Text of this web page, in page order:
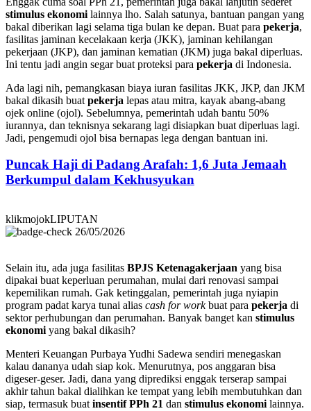
stimulus ekonomi lainnya lho. Salah satunya, bantuan pangan yang
bakal diberikan lagi selama tiga bulan ke depan. Buat para pekerja,
fasilitas jaminan kecelakaan kerja (JKK), jaminan kehilangan
pekerjaan (JKP), dan jaminan kematian (JKM) juga bakal diperluas.
Ini tentu jadi angin segar buat proteksi para pekerja di Indonesia.
Ada lagi nih, pemangkasan biaya iuran fasilitas JKK, JKP, dan JKM
bakal dikasih buat pekerja lepas atau mitra, kayak abang-abang
ojek online (ojol). Sebelumnya, pemerintah udah bantu 50%
iurannya, dan teknisnya sekarang lagi disiapkan buat diperluas lagi.
Jadi, pengemudi ojol bisa bernapas lega dengan bantuan ini.
Puncak Haji di Padang Arafah: 1,6 Juta Jemaah
Berkumpul dalam Kekhusyukan
klikmojokLIPUTAN
26/05/2026
Selain itu, ada juga fasilitas BPJS Ketenagakerjaan yang bisa
dipakai buat keperluan perumahan, mulai dari renovasi sampai
kepemilikan rumah. Gak ketinggalan, pemerintah juga nyiapin
program padat karya tunai alias cash for workbuat para pekerja di
sektor perhubungan dan perumahan. Banyak banget kan stimulus
ekonomi yang bakal dikasih?
Menteri Keuangan Purbaya Yudhi Sadewa sendiri menegaskan
kalau dananya udah siap kok. Menurutnya, pos anggaran bisa
digeser-geser. Jadi, dana yang diprediksi enggak terserap sampai
akhir tahun bakal dialihkan ke tempat yang lebih membutuhkan dan
siap, termasuk buat insentif PPh 21 dan stimulus ekonomi lainnya.